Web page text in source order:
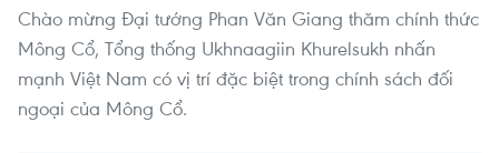
Chào mừng Đại tướng Phan Văn Giang thăm chính thức
Mông Cổ, Tổng thống Ukhnaagiin Khurelsukh nhấn
mạnh Việt Nam có vị trí đặc biệt trong chính sách đối
ngoại của Mông Cổ.